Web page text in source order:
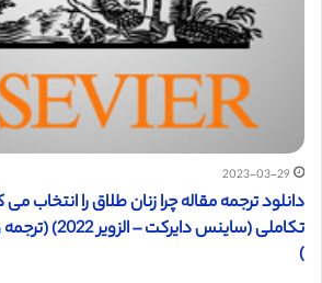
2023-03-29
دانلود ترجمه مقاله چرا زنان طلاق را انتخاب
تکاملی (ساینس دایرکت – الزویر 2022) (ترجمه ویژه – طلایی
)